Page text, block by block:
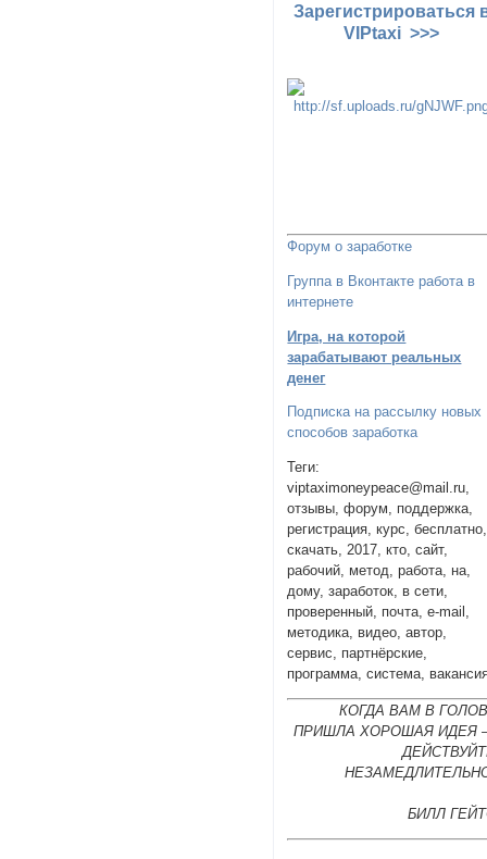
Зарегистрироваться
VIPtaxi >>>
Форум о заработке
Группа в Вконтакте работа в
интернете
Игра, на которой
зарабатывают реальных
денег
Подписка на рассылку новых
способов заработка
Теги:
viptaximoneypeace@mail.ru,
отзывы, форум, поддержка,
регистрация, курс, бесплатно,
скачать, 2017, кто, сайт,
рабочий, метод, работа, на,
дому, заработок, в сети,
проверенный, почта, e-mail,
методика, видео, автор,
сервис, партнёрские,
программа, система,
КОГДА ВАМ В
ПРИШЛА ХОРОШАЯ ИДЕЯ
БИЛЛ